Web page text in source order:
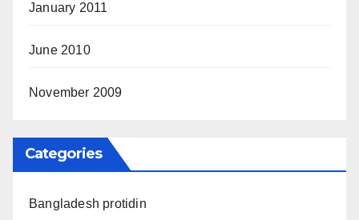
January 2011
June 2010
November 2009
Categories
Bangladesh protidin